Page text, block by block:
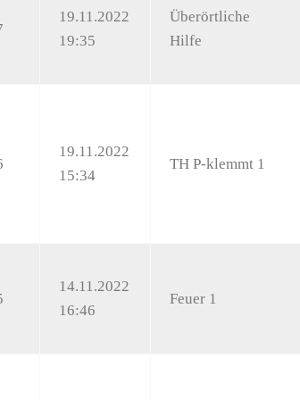
19.11.2022
19:35
Überörtliche
Hilfe
19.11.2022
15:34
TH P-klemmt 1
14.11.2022
16:46
Feuer 1